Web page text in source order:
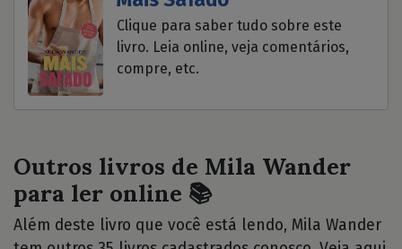
Clique para saber tudo sobre este
livro. Leia online, veja comentários,
compre, etc.
Outros livros de Mila Wander
para ler online 📚
Além deste livro que você está lendo, Mila Wander